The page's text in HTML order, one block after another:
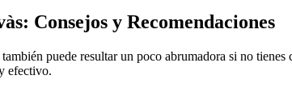
Consejos y Recomendaciones
puede resultar un poco abrumadora si no
efectivo.